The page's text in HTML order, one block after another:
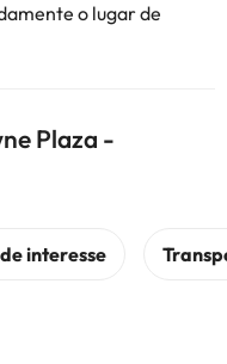
o lugar de
Plaza -